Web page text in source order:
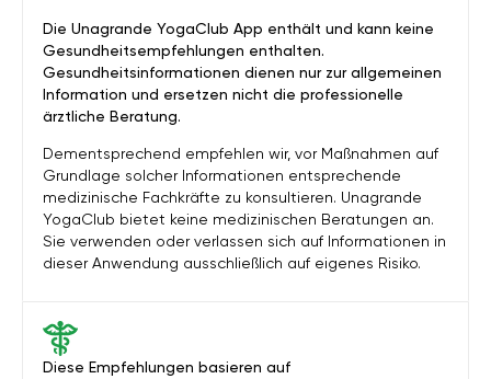
Diese Empfehlungen basieren auf
Die Unagrande YogaClub App enthält und kann keine
Gesundheitsempfehlungen enthalten.
Gesundheitsinformationen dienen nur zur allgemeinen
Information und ersetzen nicht die professionelle
ärztliche Beratung.
Dementsprechend empfehlen wir, vor Maßnahmen auf
Grundlage solcher Informationen entsprechende
medizinische Fachkräfte zu konsultieren. Unagrande
YogaClub bietet keine medizinischen Beratungen an.
Sie verwenden oder verlassen sich auf Informationen in
dieser Anwendung ausschließlich auf eigenes Risiko.